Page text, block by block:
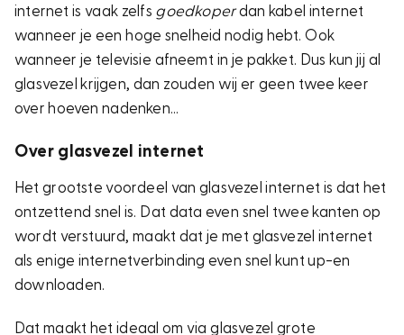
internet is vaak zelfs goedkoperdan kabel internet
wanneer je een hoge snelheid nodig hebt. Ook
wanneer je televisie afneemt in je pakket. Dus kun jij al
glasvezel krijgen, dan zouden wij er geen twee keer
over hoeven nadenken…
Over glasvezel internet
Het grootste voordeel van glasvezel internet is dat het
ontzettend snel is. Dat data even snel twee kanten op
wordt verstuurd, maakt dat je met glasvezel internet
als enige internetverbinding even snel kunt up-en
downloaden.
Dat maakt het ideaal om via glasvezel grote